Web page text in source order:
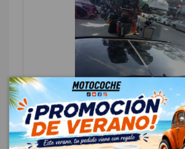
TECHO ELECTRICO 603000367AA
603000367AA
JAECOO 7 PHEV 2025